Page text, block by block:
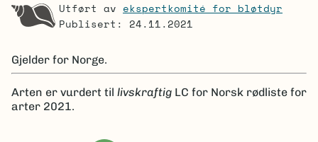
Utført av ekspertkomité for bløtdyr
Publisert: 24.11.2021
Gjelder for Norge.
Arten er vurdert til livskraftig LC for Norsk rødliste for
arter 2021.